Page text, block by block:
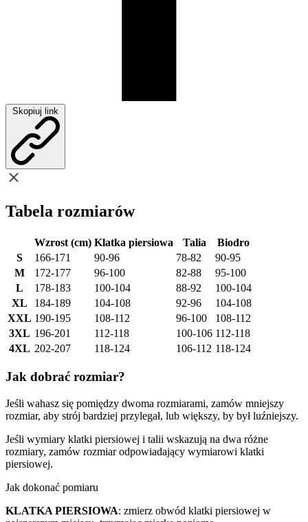
Skopiuj link
Tabela rozmiarów
Wzrost (cm) Klatka piersiowa Talia
Biodro
S
166-171 90-96 78-82
90-95
M
172-177 96-100 82-88
95-100
L
178-183 100-104 88-92
100-104
XL
184-189 104-108 92-96
104-108
XXL 190-195 108-112 96-100
108-112
3XL 196-201 112-118 100-106 112-118
4XL 202-207 118-124 106-112 118-124
Jak dobrać rozmiar?
Jeśli wahasz się pomiędzy dwoma rozmiarami, zamów mniejszy
rozmiar, aby strój bardziej przylegał, lub większy, by był luźniejszy.
Jeśli wymiary klatki piersiowej i talii wskazują na dwa różne
rozmiary, zamów rozmiar odpowiadający wymiarowi klatki
piersiowej.
Jak dokonać pomiaru
KLATKA PIERSIOWA: zmierz obwód klatki piersiowej w